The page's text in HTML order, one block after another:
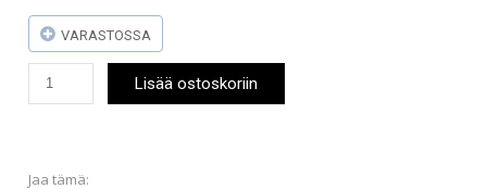
VARASTOSSA
LED-
4500lm
Lisää ostoskoriin
Jaa tämä: